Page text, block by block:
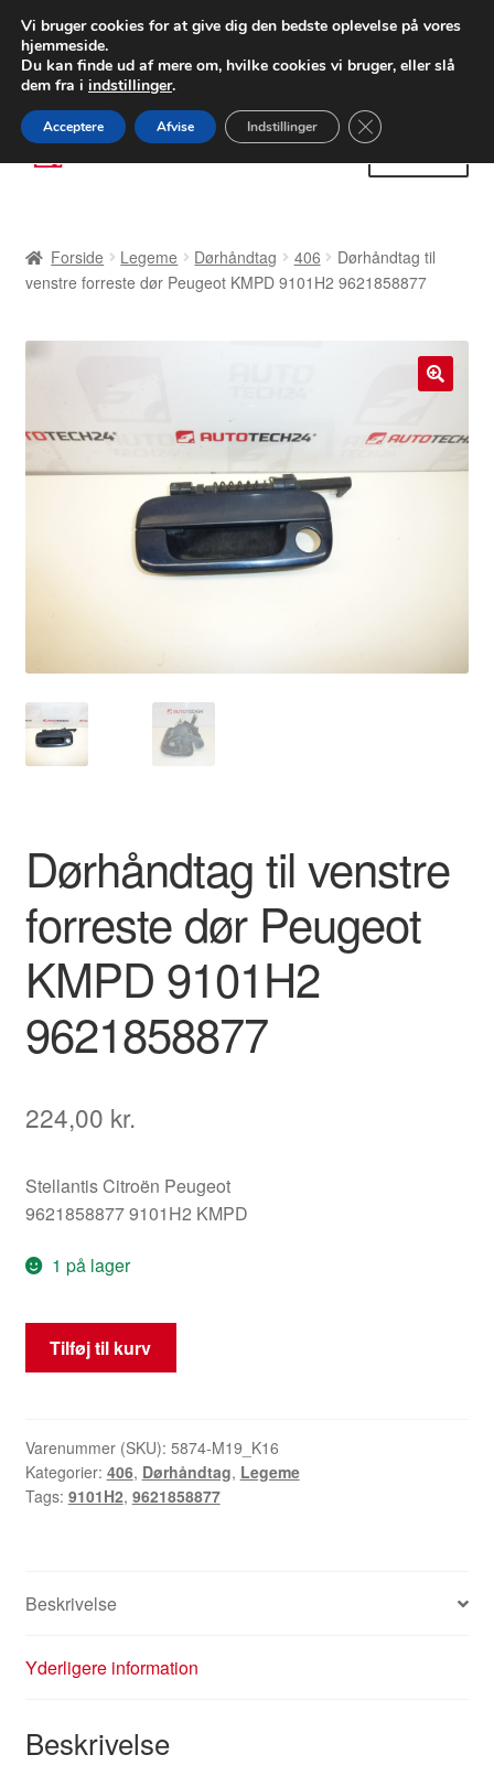
LEVERING fra 55 kr.
FEDEX verdensomspændende forsendelse
80 82 72 02
Spring
til
Spring
til
Betalinger
Klageprocedure
Om os
Vilkår og betingelser
Forside Legeme Dørhåndtag 406
Dørhåndtag til
venstre forreste dør Peugeot KMPD 9101H2 9621858877
Dørhåndtag til venstre
forreste dør Peugeot
KMPD 9101H2
9621858877
224,00 kr.
Stellantis Citroën Peugeot
9621858877 9101H2 KMPD
1 på lager
Dørhåndtag
dør
Peugeot
KMPD
Tilføj til kurv
Varenummer (SKU): 5874-M19_K16
Kategorier: 406, Dørhåndtag, Legeme
Tags: 9101H2, 9621858877
Beskrivelse
Yderligere information
Beskrivelse
Vi bruger cookies for at give dig den bedste oplevelse på vores
hjemmeside.
Du kan finde ud af mere om, hvilke cookies vi bruger, eller slå
dem fra i indstillinger.
Acceptere Afvise Indstillinger Close GDPR